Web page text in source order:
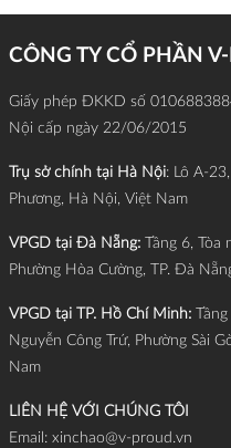
CÔNG TY CỔ PHẦN
Giấy phép ĐKKD số
Nội cấp ngày 22/06/2015
Trụ sở chính tại Hà Nội: Lô A-
Phương, Hà Nội, Việt Nam
VPGD tại Đà Nẵng: Tầng 6, Tòa
Phường Hòa Cường, TP. Đà
VPGD tại TP. Hồ Chí Minh:
Nguyễn Công Trứ, Phường Sài
Nam
LIÊN HỆ VỚI CHÚNG TÔI
Email: xinchao@v-proud.vn